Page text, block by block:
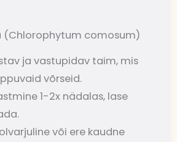
(Chlorophytum comosum)
ja vastupidav taim, mis
võrseid.
1-2x nädalas, lase
või ere kaudne